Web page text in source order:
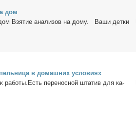
дом
Взя­тие ана­ли­зов на до­му. Ва­ши дет­ки
в до­маш­них усло­ви­ях
ра­бо­ты.Есть пе­ре­нос­ной шта­тив для ка­